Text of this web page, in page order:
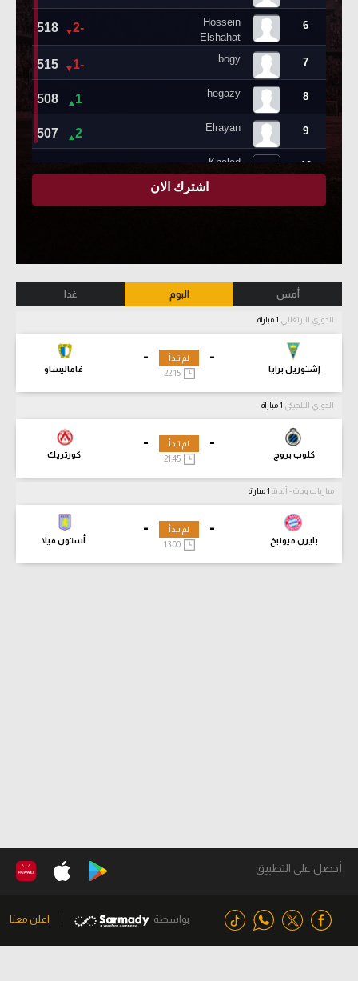
أمس اليوم غدا
الدوري البرتغالي
-
إشتوريل برايا
-
فاماليساو
لم تبدأ
22:15
الدوري البلجيكي
-
كلوب بروج
-
كورتريك
لم تبدأ
21:45
مباريات ودية - أندية
-
بايرن ميونيخ
-
أستون فيلا
لم تبدأ
13:00
أحصل على التطبيق
بواسطة اعلن معنا